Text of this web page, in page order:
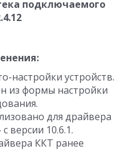
подключаемого
настройки устройств.
из формы настройки
для драйвера
версии 10.6.1.
ККТ ранее